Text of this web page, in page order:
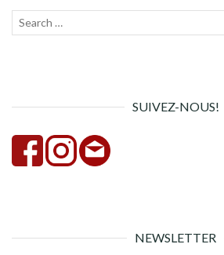
Recherche
SUIVEZ-NOUS!
NEWSLETTER